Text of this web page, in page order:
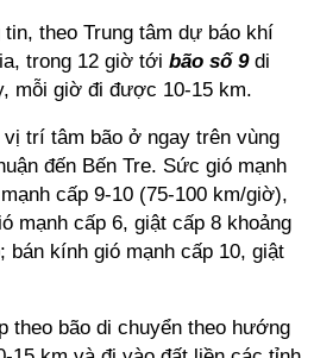
theo Trung tâm dự báo khí
trong 12 giờ tới bão số 9di
mỗi giờ đi được 10-15 km.
trí tâm bão ở ngay trên vùng
đến Bến Tre. Sức gió mạnh
cấp 9-10 (75-100 km/giờ),
mạnh cấp 6, giật cấp 8 khoảng
bán kính gió mạnh cấp 10, giật
theo bão di chuyển theo hướng